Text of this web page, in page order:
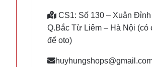
CS1: Số 130 – Xuân
Q.Bắc Từ Liêm – Hà Nội (có
để oto)